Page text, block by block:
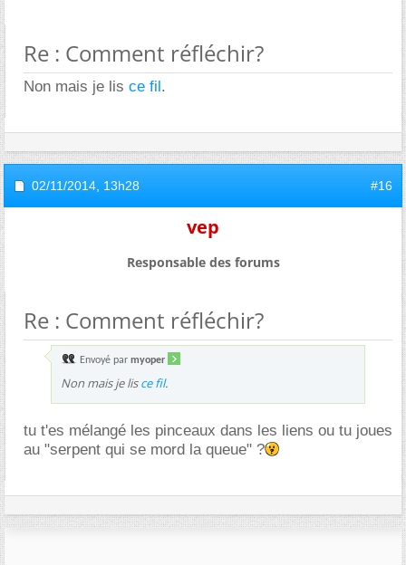
Re : Comment réfléchir?
Non mais je lis ce fil.
02/11/2014, 13h28 #16
vep
Responsable des forums
Re : Comment réfléchir?
Envoyé par myoper
Non mais je lisce fil.
tu t'es mélangé les pinceaux dans les liens ou tu joues
au "serpent qui se mord la queue" ?